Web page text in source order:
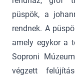
püspök, a
rendnek. A
amely egykor a
Soproni
végzett